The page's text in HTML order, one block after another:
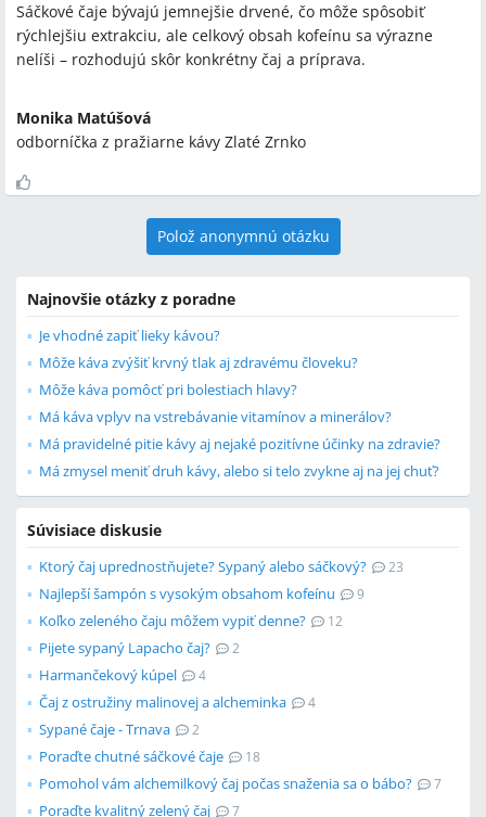
Sáčkové čaje bývajú jemnejšie drvené, čo môže spôsobiť
rýchlejšiu extrakciu, ale celkový obsah kofeínu sa výrazne
nelíši – rozhodujú skôr konkrétny čaj a príprava.
Monika Matúšová
odborníčka z pražiarne kávy Zlaté Zrnko
Polož anonymnú otázku
Najnovšie otázky z poradne
Je vhodné zapiť lieky kávou?
Môže káva zvýšiť krvný tlak aj zdravému človeku?
Môže káva pomôcť pri bolestiach hlavy?
Má káva vplyv na vstrebávanie vitamínov a minerálov?
Má pravidelné pitie kávy aj nejaké pozitívne účinky na zdravie?
Má zmysel meniť druh kávy, alebo si telo zvykne aj na jej chuť?
Súvisiace diskusie
Ktorý čaj uprednostňujete? Sypaný alebo sáčkový? 23
Najlepší šampón s vysokým obsahom kofeínu 9
Koľko zeleného čaju môžem vypiť denne? 12
Pijete sypaný Lapacho čaj? 2
Harmančekový kúpeľ 4
Čaj z ostružiny malinovej a alcheminka 4
Sypané čaje - Trnava 2
Poraďte chutné sáčkové čaje 18
Pomohol vám alchemilkový čaj počas snaženia sa o bábo? 7
Poraďte kvalitný zelený čaj 7